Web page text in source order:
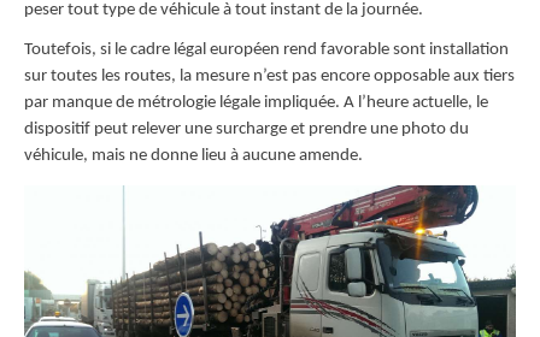
peser tout type de véhicule à tout instant de la journée.
Toutefois, si le cadre légal européen rend favorable sont installation
sur toutes les routes, la mesure n’est pas encore opposable aux tiers
par manque de métrologie légale impliquée. A l’heure actuelle, le
dispositif peut relever une surcharge et prendre une photo du
véhicule, mais ne donne lieu à aucune amende.